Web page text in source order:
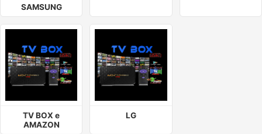
SAMSUNG
TV BOX e
AMAZON
LG